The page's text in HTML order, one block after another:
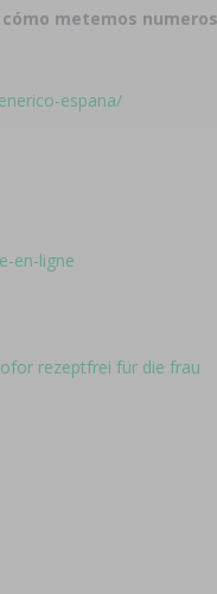
metemos
espana/
en-ligne
rezeptfrei für die frau